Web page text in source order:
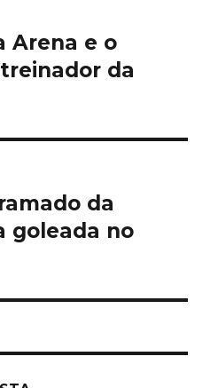
Arena e o
da
da
goleada no